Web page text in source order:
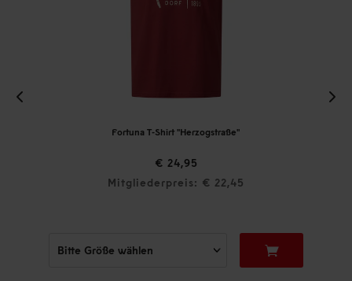
Fortuna T-Shirt "Herzogstraße"
€ 24,95
Mitgliederpreis: € 22,45